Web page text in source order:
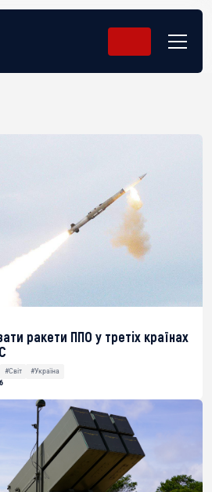
ракети ППО у третіх країнах
#Світ
#Україна